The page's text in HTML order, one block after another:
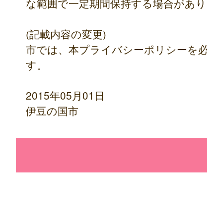
な範囲で一定期間保持する場合があり
(記載内容の変更)
市では、本プライバシーポリシーを
す。
2015年05月01日
伊豆の国市